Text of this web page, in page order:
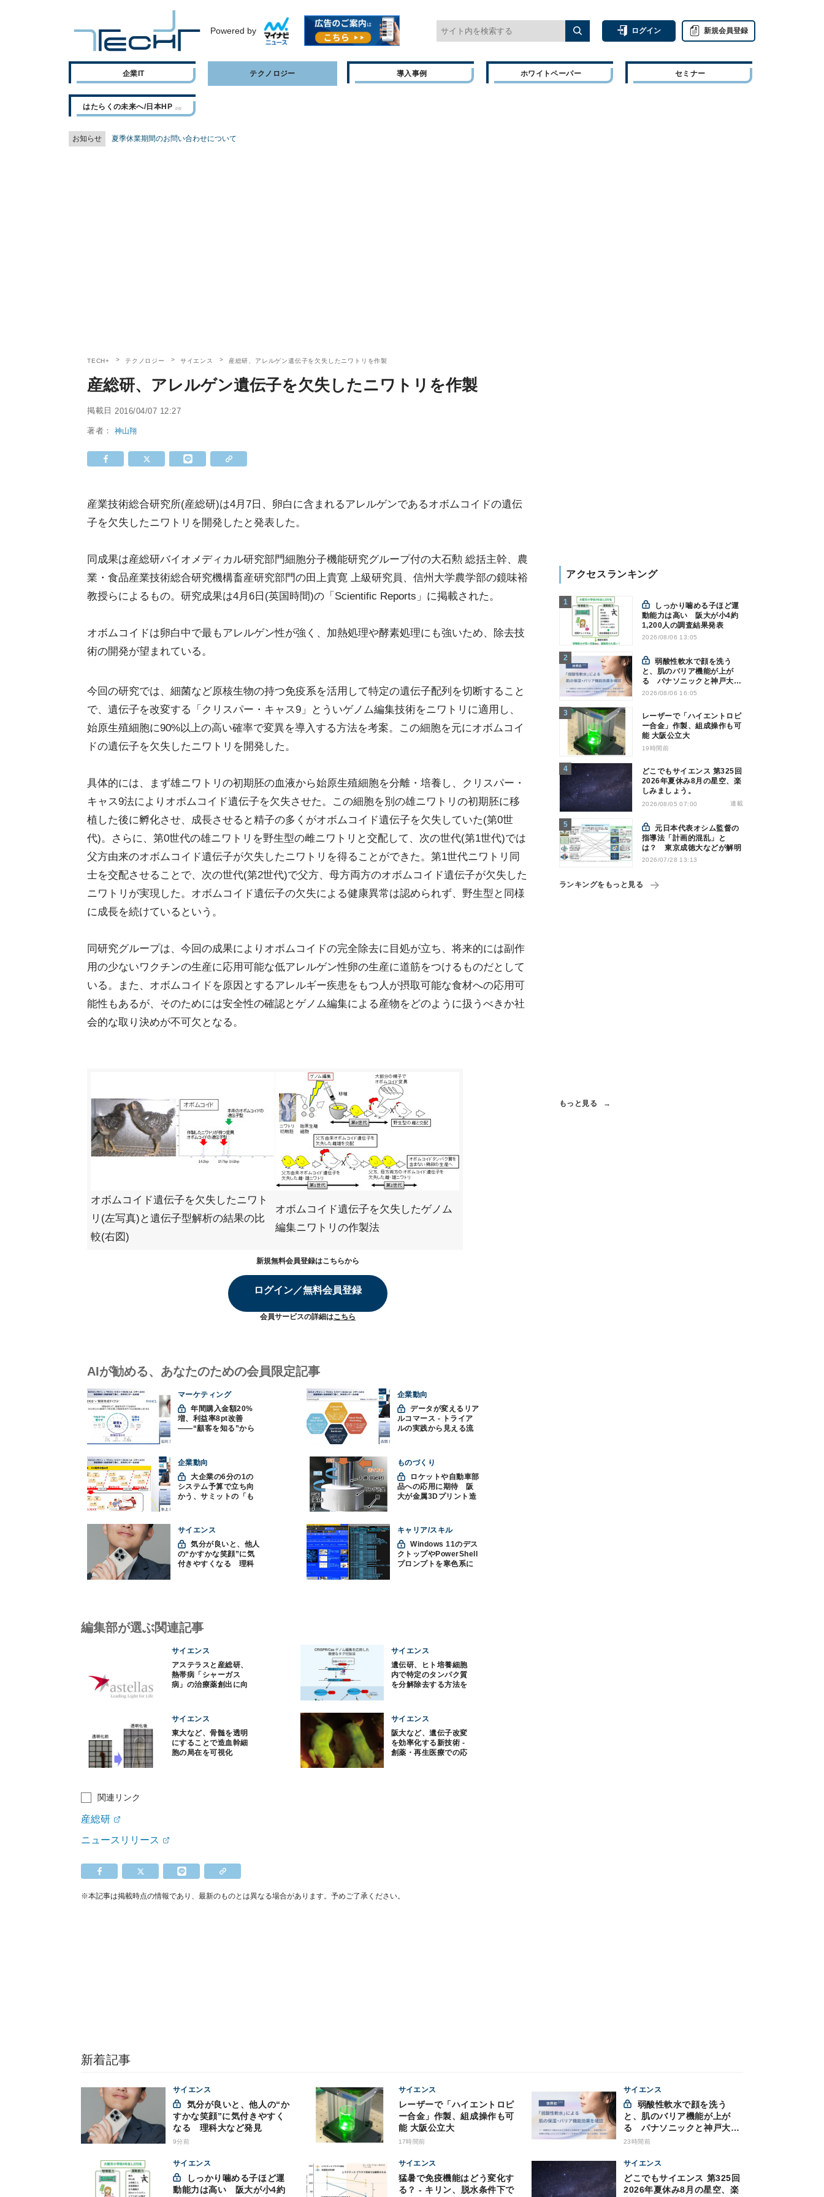
Powered by ログイン 新規会員登録
企業IT テクノロジー 導入事例 ホワイトペーパー セミナー
はたらくの未来へ/日本HP
お知らせ 夏季休業期間のお問い合わせについて
TECH+ テクノロジー サイエンス 産総研、アレルゲン遺伝子を欠失したニワトリを作製
産総研、アレルゲン遺伝子を欠失したニワトリを作製
掲載日 2016/04/07 12:27
著者：神山翔
産業技術総合研究所(産総研)は4月7日、卵白に含まれるアレルゲンであるオボムコイドの遺伝
子を欠失したニワトリを開発したと発表した。
同成果は産総研バイオメディカル研究部門細胞分子機能研究グループ付の大石勲 総括主幹、農
業・食品産業技術総合研究機構畜産研究部門の田上貴寛 上級研究員、信州大学農学部の鏡味裕
教授らによるもの。研究成果は4月6日(英国時間)の「Scientific Reports」に掲載された。
オボムコイドは卵白中で最もアレルゲン性が強く、加熱処理や酵素処理にも強いため、除去技
術の開発が望まれている。
今回の研究では、細菌など原核生物の持つ免疫系を活用して特定の遺伝子配列を切断すること
で、遺伝子を改変する「クリスパー・キャス9」とういゲノム編集技術をニワトリに適用し、
始原生殖細胞に90%以上の高い確率で変異を導入する方法を考案。この細胞を元にオボムコイ
ドの遺伝子を欠失したニワトリを開発した。
具体的には、まず雄ニワトリの初期胚の血液から始原生殖細胞を分離・培養し、クリスパー・
キャス9法によりオボムコイド遺伝子を欠失させた。この細胞を別の雄ニワトリの初期胚に移
植した後に孵化させ、成長させると精子の多くがオボムコイド遺伝子を欠失していた(第0世
代)。さらに、第0世代の雄ニワトリを野生型の雌ニワトリと交配して、次の世代(第1世代)では
父方由来のオボムコイド遺伝子が欠失したニワトリを得ることができた。第1世代ニワトリ同
士を交配させることで、次の世代(第2世代)で父方、母方両方のオボムコイド遺伝子が欠失した
ニワトリが実現した。オボムコイド遺伝子の欠失による健康異常は認められず、野生型と同様
に成長を続けているという。
同研究グループは、今回の成果によりオボムコイドの完全除去に目処が立ち、将来的には副作
用の少ないワクチンの生産に応用可能な低アレルゲン性卵の生産に道筋をつけるものだとして
いる。また、オボムコイドを原因とするアレルギー疾患をもつ人が摂取可能な食材への応用可
能性もあるが、そのためには安全性の確認とゲノム編集による産物をどのように扱うべきか社
会的な取り決めが不可欠となる。
オボムコイド遺伝子を欠失したニワト
リ(左写真)と遺伝子型解析の結果の比
較(右図)
オボムコイド遺伝子を欠失したゲノム
編集ニワトリの作製法
新規無料会員登録はこちらから
ログイン／無料会員登録
会員サービスの詳細はこちら
AIが勧める、あなたのための会員限定記事
マーケティング
年間購入金額20%
増、利益率8pt改善
——“顧客を知る”から
えるオムニチャネル
企業動向
データが変えるリア
ルコマース - トライア
ルの実践から見える流
企業動向
大企業の6分の1の
システム予算で立ち向
かう、サミットの「も
ものづくり
品への応用に期待 阪
大が金属3Dプリント造
サイエンス
気分が良いと、他人
の“かすかな笑顔”に気
付きやすくなる 理科
キャリア/スキル
Windows 11のデス
クトップやPowerShell
プロンプトを寒色系に
アクセスランキング
動能力は高い 阪大が小4約
1,200人の調査結果発表
2026/08/06 13:05
弱酸性軟水で顔を洗う
と、肌のバリア機能が上が
る パナソニックと神戸大が
確認
2026/08/06 16:05
レーザーで「ハイエントロピ
ー合金」作製、組成操作も可
能 大阪公立大
19時間前
どこでもサイエンス 第325回
2026年夏休み8月の星空、楽
しみましょう。
2026/08/05 07:00 連載
元日本代表オシム監督の
指導法「計画的混乱」と
は？ 東京成徳大などが解明
2026/07/28 13:13
ランキングをもっと見る
もっと見る
編集部が選ぶ関連記事
サイエンス
アステラスと産総研、
熱帯病「シャーガス
病」の治療薬創出に向
サイエンス
遺伝研、ヒト培養細胞
内で特定のタンパク質
を分解除去する方法を
サイエンス
東大など、骨髄を透明
にすることで造血幹細
胞の局在を可視化
サイエンス
阪大など、遺伝子改変
を効率化する新技術 -
創薬・再生医療での応
関連リンク
産総研
ニュースリリース
※本記事は掲載時点の情報であり、最新のものとは異なる場合があります。予めご了承ください。
新着記事
サイエンス
すかな笑顔”に気付きやすく
なる 理科大など発見
9分前
サイエンス
レーザーで「ハイエントロピ
ー合金」作製、組成操作も可
能 大阪公立大
17時間前
サイエンス
と、肌のバリア機能が上が
る パナソニックと神戸大が
確認
23時間前
サイエンス
動能力は高い 阪大が小4約
サイエンス
猛暑で免疫機能はどう変化す
る？ - キリン、脱水条件下で
サイエンス
どこでもサイエンス 第325回
2026年夏休み8月の星空、楽